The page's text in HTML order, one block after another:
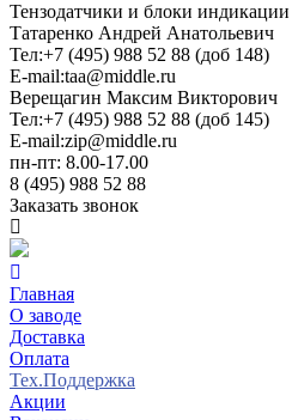
Тензодатчики и блоки индикации
Татаренко Андрей Анатольевич
Тел:+7 (495) 988 52 88 (доб 148)
E-mail:taa@middle.ru
Верещагин Максим Викторович
Тел:+7 (495) 988 52 88 (доб 145)
E-mail:zip@middle.ru
пн-пт: 8.00-17.00
8 (495) 988 52 88
Заказать звонок
Главная
О заводе
Доставка
Оплата
Тех.Поддержка
Акции